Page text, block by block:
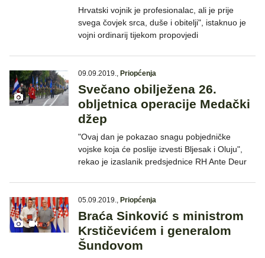
Hrvatski vojnik je profesionalac, ali je prije
svega čovjek srca, duše i obitelji", istaknuo je
vojni ordinarij tijekom propovjedi
09.09.2019., Priopćenja
Svečano obilježena 26.
obljetnica operacije Medački
džep
"Ovaj dan je pokazao snagu pobjedničke
vojske koja će poslije izvesti Bljesak i Oluju",
rekao je izaslanik predsjednice RH Ante Deur
05.09.2019., Priopćenja
Braća Sinković s ministrom
Krstičevićem i generalom
Šundovom